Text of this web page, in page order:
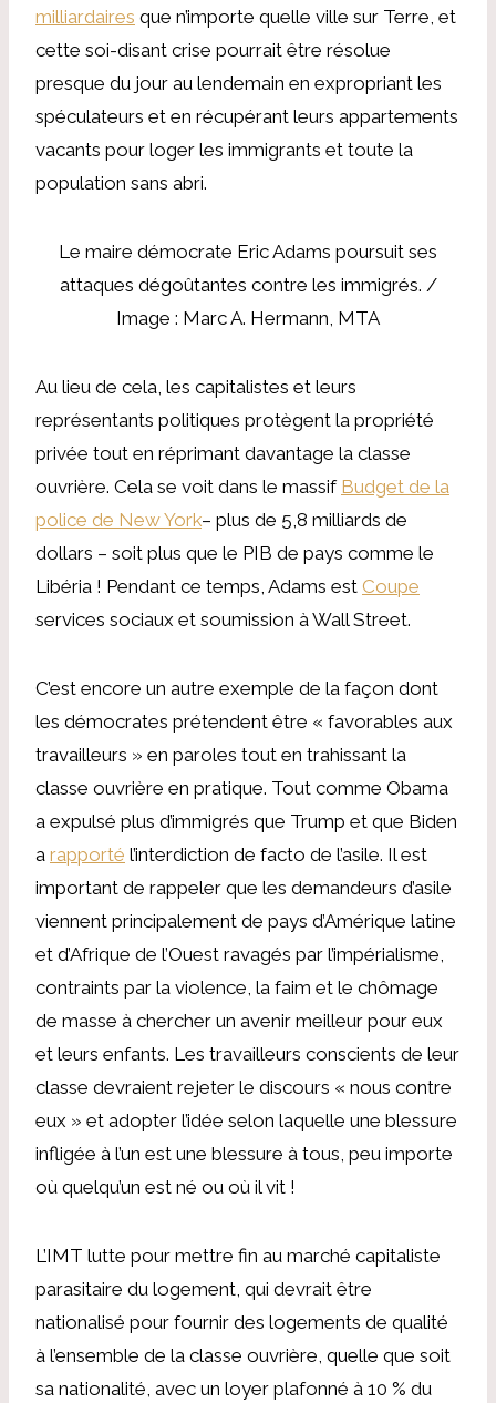
milliardaires que n’importe quelle ville sur Terre, et
cette soi-disant crise pourrait être résolue
presque du jour au lendemain en expropriant les
spéculateurs et en récupérant leurs appartements
vacants pour loger les immigrants et toute la
population sans abri.
Le maire démocrate Eric Adams poursuit ses
attaques dégoûtantes contre les immigrés. /
Image : Marc A. Hermann, MTA
Au lieu de cela, les capitalistes et leurs
représentants politiques protègent la propriété
privée tout en réprimant davantage la classe
ouvrière. Cela se voit dans le massif Budget de la
police de New York– plus de 5,8 milliards de
dollars – soit plus que le PIB de pays comme le
Libéria ! Pendant ce temps, Adams est Coupe
services sociaux et soumission à Wall Street.
C’est encore un autre exemple de la façon dont
les démocrates prétendent être « favorables aux
travailleurs » en paroles tout en trahissant la
classe ouvrière en pratique. Tout comme Obama
a expulsé plus d’immigrés que Trump et que Biden
a rapporté l’interdiction de facto de l’asile. Il est
important de rappeler que les demandeurs d’asile
viennent principalement de pays d’Amérique latine
et d’Afrique de l’Ouest ravagés par l’impérialisme,
contraints par la violence, la faim et le chômage
de masse à chercher un avenir meilleur pour eux
et leurs enfants. Les travailleurs conscients de leur
classe devraient rejeter le discours « nous contre
eux » et adopter l’idée selon laquelle une blessure
infligée à l’un est une blessure à tous, peu importe
où quelqu’un est né ou où il vit !
L’IMT lutte pour mettre fin au marché capitaliste
parasitaire du logement, qui devrait être
nationalisé pour fournir des logements de qualité
à l’ensemble de la classe ouvrière, quelle que soit
sa nationalité, avec un loyer plafonné à 10 % du